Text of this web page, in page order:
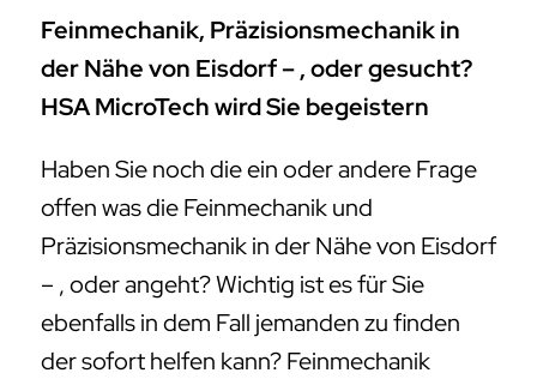
Feinmechanik, Präzisionsmechanik in
der Nähe von Eisdorf – , oder gesucht?
HSA MicroTech wird Sie begeistern
Haben Sie noch die ein oder andere Frage
offen was die Feinmechanik und
Präzisionsmechanik in der Nähe von Eisdorf
– , oder angeht? Wichtig ist es für Sie
ebenfalls in dem Fall jemanden zu finden
der sofort helfen kann? Feinmechanik